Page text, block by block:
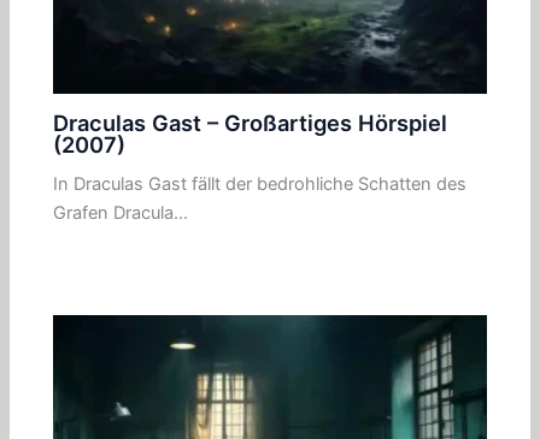
Draculas Gast – Großartiges Hörspiel
(2007)
In Draculas Gast fällt der bedrohliche Schatten des
Grafen Dracula…